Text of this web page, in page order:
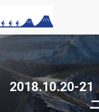
2018.10.20-